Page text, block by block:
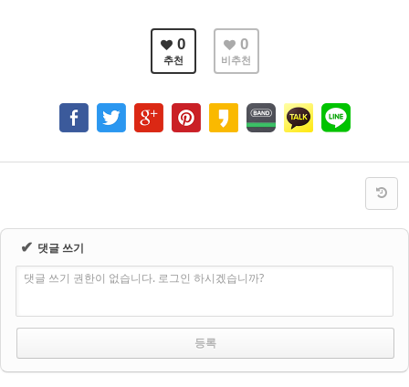
0
추천
0
비추천
✔ 댓글 쓰기
댓글 쓰기 권한이 없습니다. 로그인 하시겠습니까?